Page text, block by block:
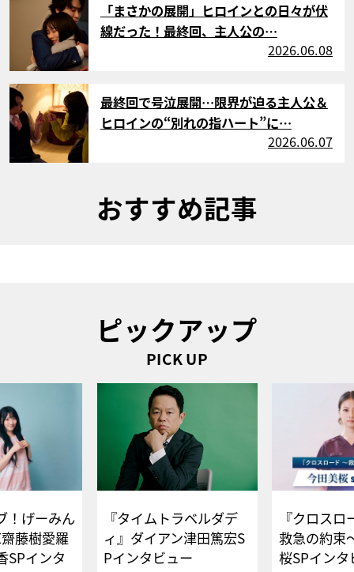
「まさかの展開」ヒロインとの日々が伏
線だった！最終回、主人公の…
2026.06.08
サムネイル
最終回で号泣展開…限界が迫る主人公＆
ヒロインの“別れの指ハート”に…
2026.06.07
おすすめ記事
ピックアップ
PICK UP
！げーみん
藤樹愛羅
SPインタ
『タイムトラベルダデ
ィ』ダイアン津田篤宏S
Pインタビュー
『クロス
救急の約束
桜SPイ